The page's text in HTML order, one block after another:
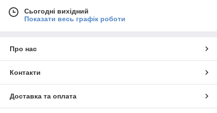
Сьогодні вихідний
Показати весь графік роботи
Про нас
Контакти
Доставка та оплата